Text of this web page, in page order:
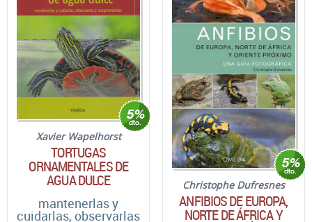
Xavier Wapelhorst
TORTUGAS
ORNAMENTALES DE
AGUA DULCE
mantenerlas y
cuidarlas, observarlas
Christophe Dufresnes
ANFIBIOS DE EUROPA,
NORTE DE ÁFRICA Y